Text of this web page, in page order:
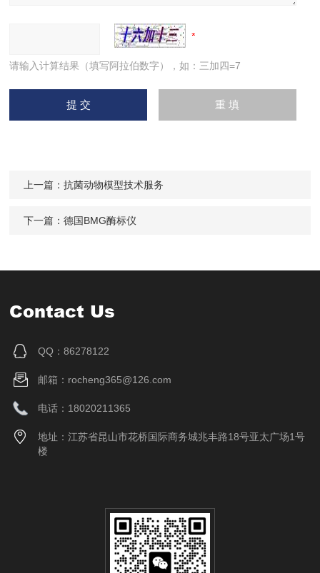
请输入计算结果（填写阿拉伯数字），如：三加四=7
上一篇：抗菌动物模型技术服务
下一篇：德国BMG酶标仪
Contact Us
QQ：86278122
邮箱：rocheng365@126.com
电话：18020211365
地址：江苏省昆山市花桥国际商务城兆丰路18号亚太广场1号
楼